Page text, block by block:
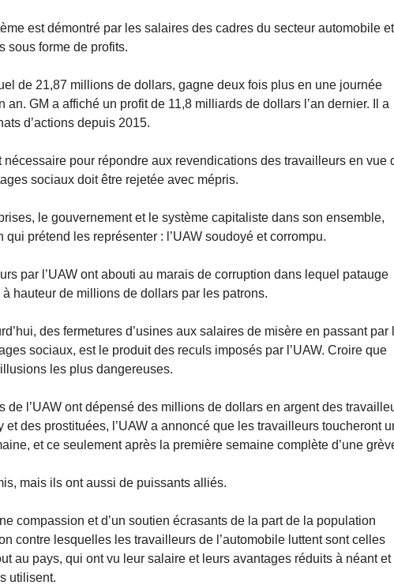
est démontré par les salaires des cadres du secteur automobile et
sous forme de profits.
de 21,87 millions de dollars, gagne deux fois plus en une journée
an. GM a affiché un profit de 11,8 milliards de dollars l’an dernier. Il a
d’actions depuis 2015.
nécessaire pour répondre aux revendications des travailleurs en vue
sociaux doit être rejetée avec mépris.
le gouvernement et le système capitaliste dans son ensemble,
prétend les représenter : l’UAW soudoyé et corrompu.
par l’UAW ont abouti au marais de corruption dans lequel patauge
à hauteur de millions de dollars par les patrons.
des fermetures d’usines aux salaires de misère en passant par
sociaux, est le produit des reculs imposés par l’UAW. Croire que
les plus dangereuses.
de l’UAW ont dépensé des millions de dollars en argent des
des prostituées, l’UAW a annoncé que les travailleurs toucheront
et ce seulement après la première semaine complète d’une
mais ils ont aussi de puissants alliés.
compassion et d’un soutien écrasants de la part de la population
contre lesquelles les travailleurs de l’automobile luttent sont celles
au pays, qui ont vu leur salaire et leurs avantages réduits à néant et
utilisent.